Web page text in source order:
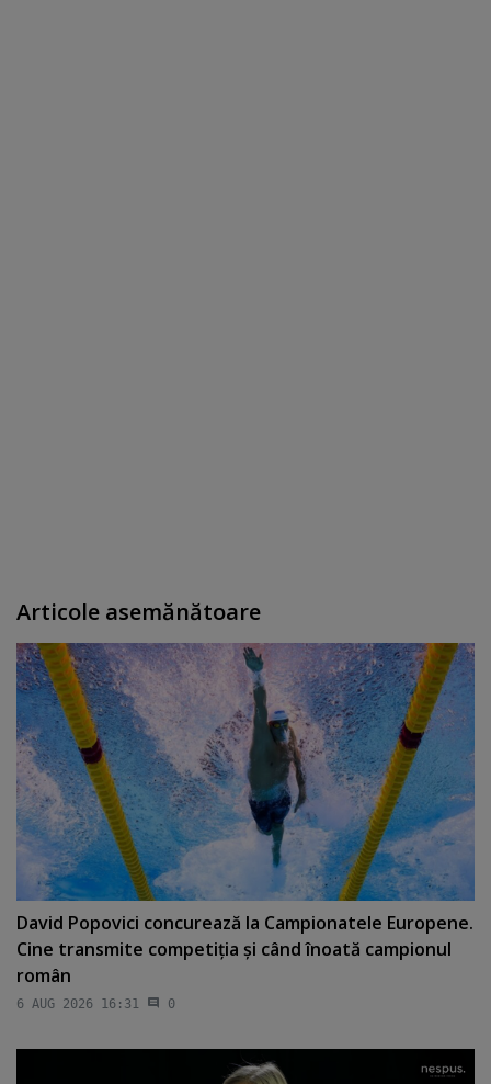
Articole asemănătoare
David Popovici concurează la Campionatele Europene.
Cine transmite competiţia şi când înoată campionul
român
6 AUG 2026 16:31 0